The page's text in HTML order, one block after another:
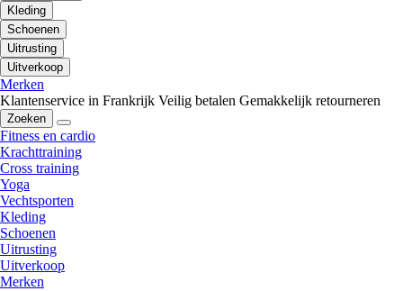
Kleding
Schoenen
Uitrusting
Uitverkoop
Merken
Klantenservice in Frankrijk Veilig betalen Gemakkelijk retourneren
Zoeken
Fitness en cardio
Krachttraining
Cross training
Yoga
Vechtsporten
Kleding
Schoenen
Uitrusting
Uitverkoop
Merken